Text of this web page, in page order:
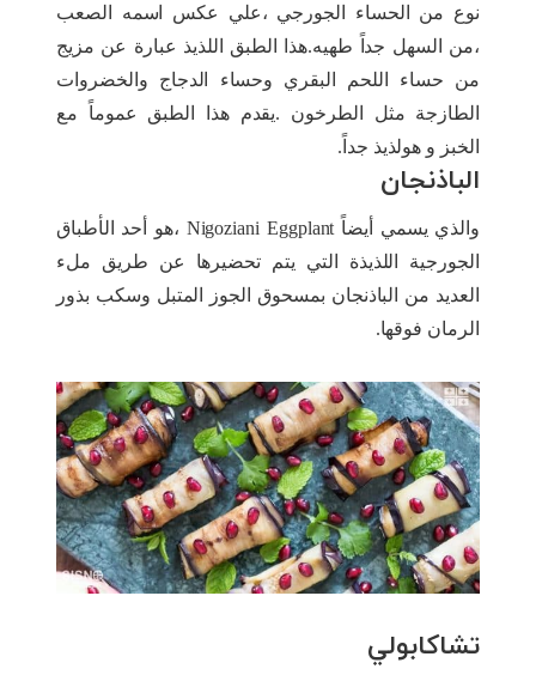
نوع من الحساء الجورجي ،علي عكس اسمه الصعب
،من السهل جداً طهيه.هذا الطبق اللذيذ عبارة عن مزيج
من حساء اللحم البقري وحساء الدجاج والخضروات
الطازجة مثل الطرخون .يقدم هذا الطبق عموماً مع
الخبز و هولذيذ جداً.
الباذنجان
والذي يسمي أيضاً Nigoziani Eggplant ،هو أحد الأطباق
الجورجية اللذيذة التي يتم تحضيرها عن طريق ملء
العديد من الباذنجان بمسحوق الجوز المتبل وسكب بذور
الرمان فوقها.
تشاكابولي